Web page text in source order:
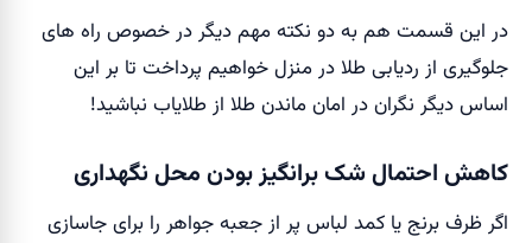
در این قسمت هم به دو نکته مهم دیگر در خصوص راه های
جلوگیری از ردیابی طلا در منزل خواهیم پرداخت تا بر این
اساس دیگر نگران در امان ماندن طلا از طلایاب نباشید!
کاهش احتمال شک برانگیز بودن محل نگهداری
اگر ظرف برنج یا کمد لباس پر از جعبه جواهر را برای جاسازی